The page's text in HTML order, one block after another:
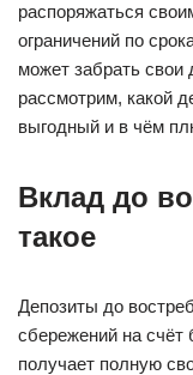
распоряжаться
ограничений по
может забрать свои
рассмотрим, какой
выгодный и в чём
Вклад до
такое
Депозиты до
сбережений на счёт
получает полную